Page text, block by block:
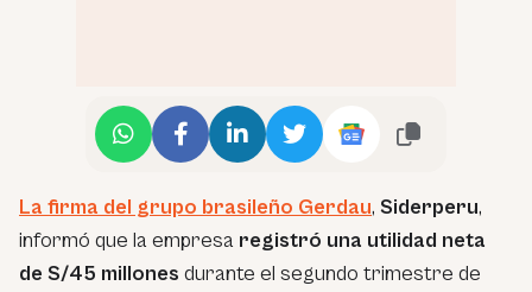
La firma del grupo brasileño Gerdau, Siderperu,
informó que la empresa registró una utilidad neta
de S/45 millones durante el segundo trimestre de